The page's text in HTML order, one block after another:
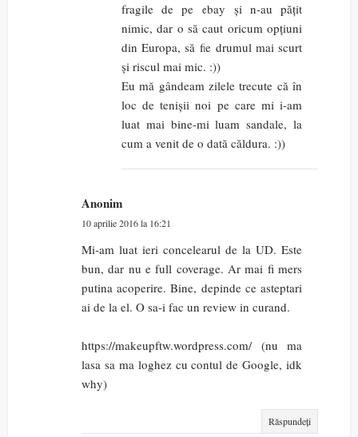
fragile de pe ebay și n-au pățit
nimic, dar o să caut oricum opțiuni
din Europa, să fie drumul mai scurt
și riscul mai mic. :))
Eu mă gândeam zilele trecute că în
loc de tenișii noi pe care mi i-am
luat mai bine-mi luam sandale, la
cum a venit de o dată căldura. :))
Anonim
10 aprilie 2016 la 16:21
Mi-am luat ieri concelearul de la UD. Este
bun, dar nu e full coverage. Ar mai fi mers
putina acoperire. Bine, depinde ce asteptari
ai de la el. O sa-i fac un review in curand.
https://makeupftw.wordpress.com/ (nu ma
lasa sa ma loghez cu contul de Google, idk
why)
Răspundeți